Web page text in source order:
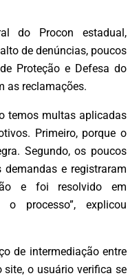
do Procon estadual,
de denúncias, poucos
Proteção e Defesa do
as reclamações.
temos multas aplicadas
Primeiro, porque o
Segundo, os poucos
e registraram
e foi resolvido em
o processo”, explicou
de intermediação entre
site, o usuário verifica se